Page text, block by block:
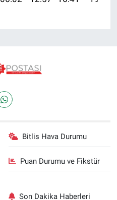
Bitlis Hava Durumu
Puan Durumu ve Fikstür
Son Dakika Haberleri